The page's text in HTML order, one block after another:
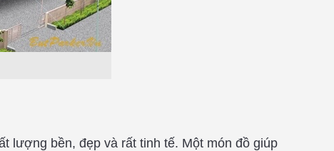
lượng bền, đẹp và rất tinh tế. Một món đồ giúp